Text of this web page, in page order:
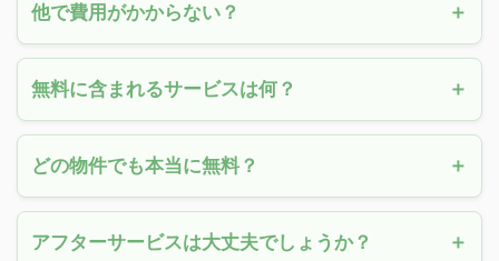
他で費用がかからない？
無料に含まれるサービスは何？
どの物件でも本当に無料？
アフターサービスは大丈夫でしょうか？